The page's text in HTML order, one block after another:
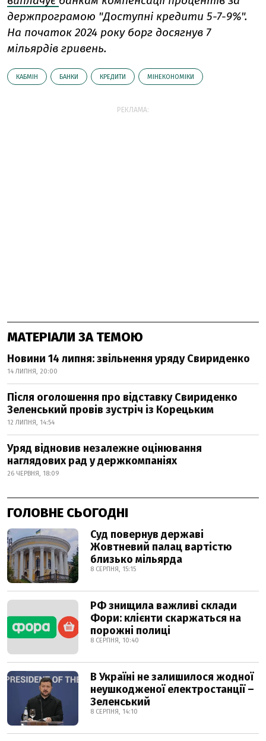
держпрограмою "Доступні кредити 5-7-9%".
На початок 2024 року борг досягнув 7
мільярдів гривень.
КАБМІН БАНКИ КРЕДИТИ МІНЕКОНОМІКИ
РЕКЛАМА:
МАТЕРІАЛИ ЗА ТЕМОЮ
Новини 14 липня: звільнення уряду Свириденко
14 ЛИПНЯ, 20:00
Після оголошення про відставку Свириденко
Зеленський провів зустріч із Корецьким
12 ЛИПНЯ, 14:54
Уряд відновив незалежне оцінювання
наглядових рад у держкомпаніях
26 ЧЕРВНЯ, 18:09
ГОЛОВНЕ СЬОГОДНІ
Суд повернув державі
Жовтневий палац вартістю
близько мільярда
8 СЕРПНЯ, 15:15
РФ знищила важливі склади
Фори: клієнти скаржаться на
порожні полиці
8 СЕРПНЯ, 10:40
В Україні не залишилося жодної
неушкодженої електростанції –
Зеленський
8 СЕРПНЯ, 14:10